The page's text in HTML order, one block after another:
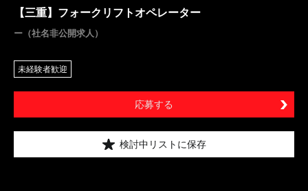
【三重】フォークリフトオペレーター
ー（社名非公開求人）
未経験者歓迎
応募する
検討中リストに保存